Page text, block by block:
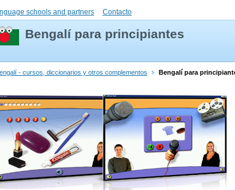
schools and partners Contacto
Bengalí para principiantes
- cursos, diccionarios y otros complementos Bengalí para